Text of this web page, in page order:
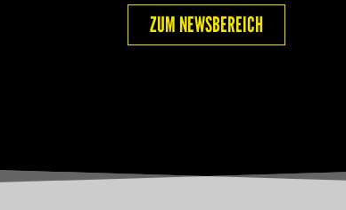
ZUM NEWSBEREICH